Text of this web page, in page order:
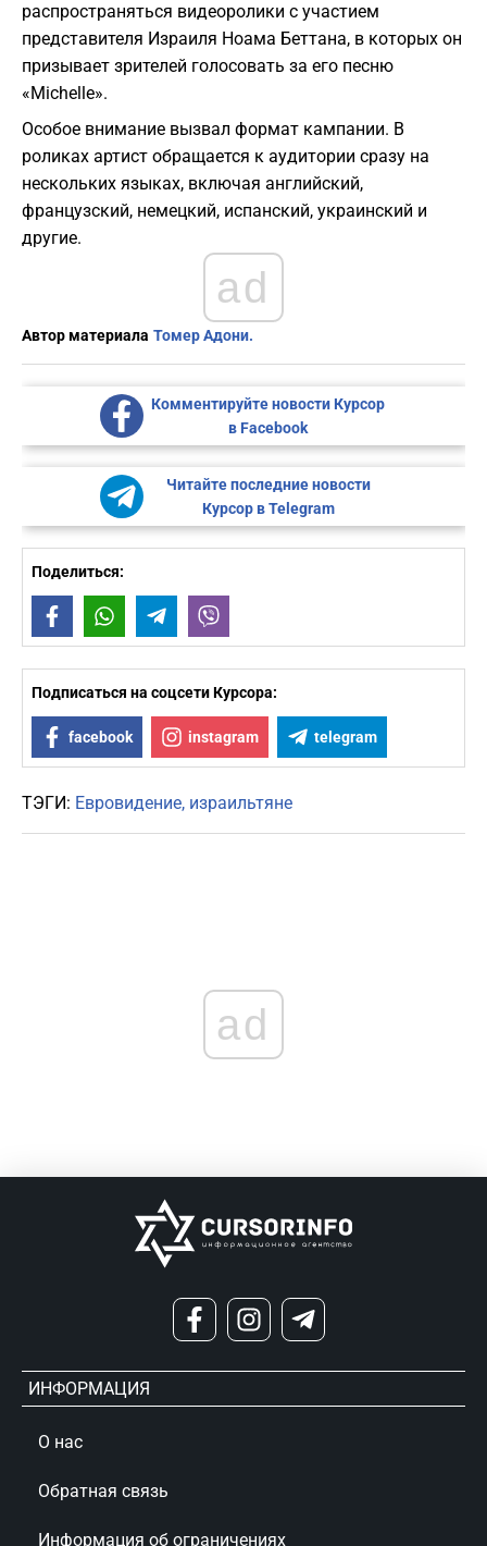
распространяться видеоролики с участием
представителя Израиля Ноама Беттана, в которых он
призывает зрителей голосовать за его песню
«Michelle».
Особое внимание вызвал формат кампании. В
роликах артист обращается к аудитории сразу на
нескольких языках, включая английский,
французский, немецкий, испанский, украинский и
другие.
ad
Автор материала Томер Адони.
Комментируйте новости Курсор
в Facebook
Читайте последние новости
Курсор в Telegram
Поделиться:
FacebookWhatsAppTelegram
Подписаться на соцсети Курсора:
facebook instagram telegram
ТЭГИ: Евровидение израильтяне
ad
ИНФОРМАЦИЯ
О нас
Обратная связь
Информация об ограничениях